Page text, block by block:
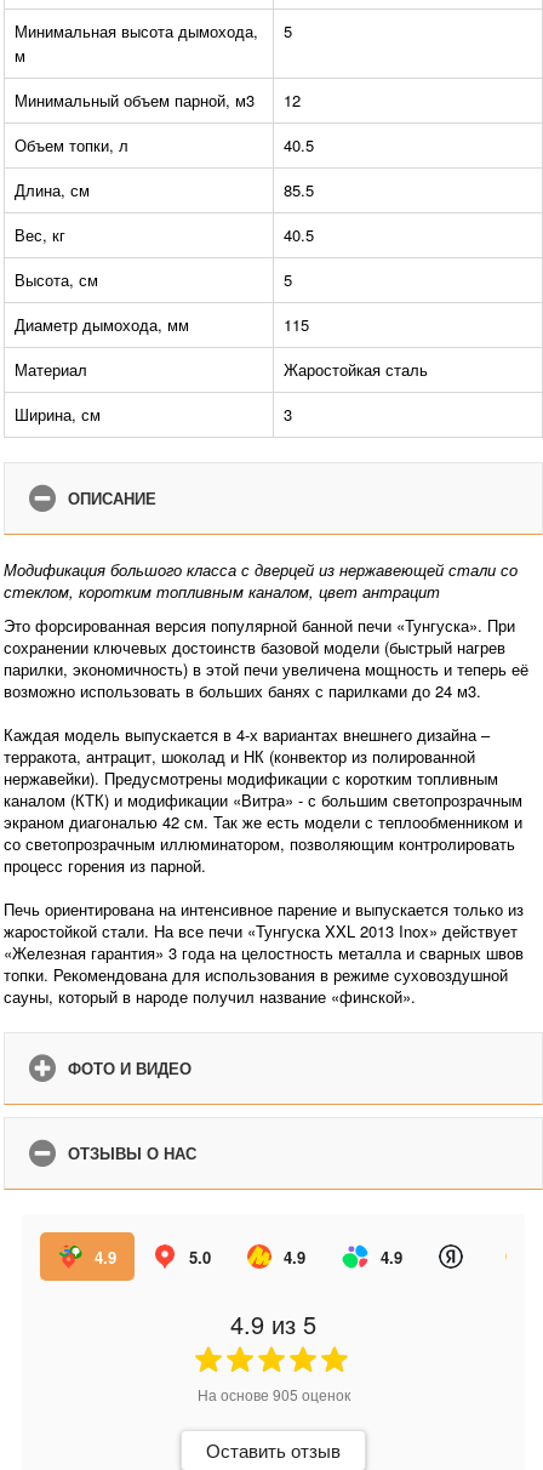
Минимальная высота дымохода,
м
5
Минимальный объем парной, м3
12
Объем топки, л
40.5
Длина, см
85.5
Вес, кг
40.5
Высота, см
5
Диаметр дымохода, мм
115
Материал
Жаростойкая сталь
Ширина, см
3
ОПИСАНИЕ
Модификация большого класса с дверцей из нержавеющей стали со
стеклом, коротким топливным каналом, цвет антрацит
Это форсированная версия популярной банной печи «Тунгуска». При
сохранении ключевых достоинств базовой модели (быстрый нагрев
парилки, экономичность) в этой печи увеличена мощность и теперь её
возможно использовать в больших банях с парилками до 24 м3.
Каждая модель выпускается в 4-х вариантах внешнего дизайна –
терракота, антрацит, шоколад и НК (конвектор из полированной
нержавейки). Предусмотрены модификации с коротким топливным
каналом (КТК) и модификации «Витра» - с большим светопрозрачным
экраном диагональю 42 см. Так же есть модели с теплообменником и
со светопрозрачным иллюминатором, позволяющим контролировать
процесс горения из парной.
Печь ориентирована на интенсивное парение и выпускается только из
жаростойкой стали. На все печи «Тунгуска XXL 2013 Inox» действует
«Железная гарантия» 3 года на целостность металла и сварных швов
топки. Рекомендована для использования в режиме суховоздушной
сауны, который в народе получил название «финской».
ФОТО И ВИДЕО
ОТЗЫВЫ О НАС
4.9 5.0 4.9 4.9
4.9 из 5
На основе 905 оценок
Оставить отзыв